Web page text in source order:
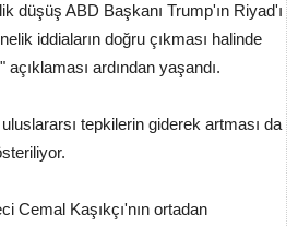
düşüş ABD Başkanı Trump'ın Riyad'ı
iddiaların doğru çıkması halinde
açıklaması ardından yaşandı.
tepkilerin giderek artması da
Cemal Kaşıkçı'nın ortadan